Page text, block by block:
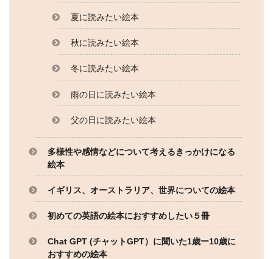
夏に読みたい絵本
秋に読みたい絵本
冬に読みたい絵本
雨の日に読みたい絵本
父の日に読みたい絵本
多様性や感情などについて考えるきっかけになる
絵本
イギリス、オーストラリア、世界についての絵本
初めての英語の絵本におすすめしたい５冊
Chat GPT (チャットGPT）に聞いた1歳ー10歳に
おすすめの絵本